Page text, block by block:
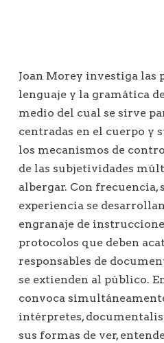
Joan Morey investiga las
lenguaje y la gramática
medio del cual se sirve
centradas en el cuerpo y
los mecanismos de
de las subjetividades
albergar. Con frecuencia,
experiencia se
engranaje de
protocolos que deben
responsables de
se extienden al público.
convoca
intérpretes,
sus formas de ver,